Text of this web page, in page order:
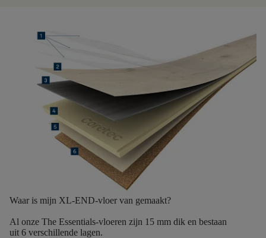
Waar is mijn XL-END-vloer van gemaakt?
Al onze The Essentials-vloeren zijn 15 mm dik en bestaan
uit 6 verschillende lagen.